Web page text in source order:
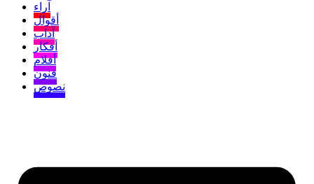
آراء
أقوال
آداب
أفكار
أفلام
فنون
نصوص